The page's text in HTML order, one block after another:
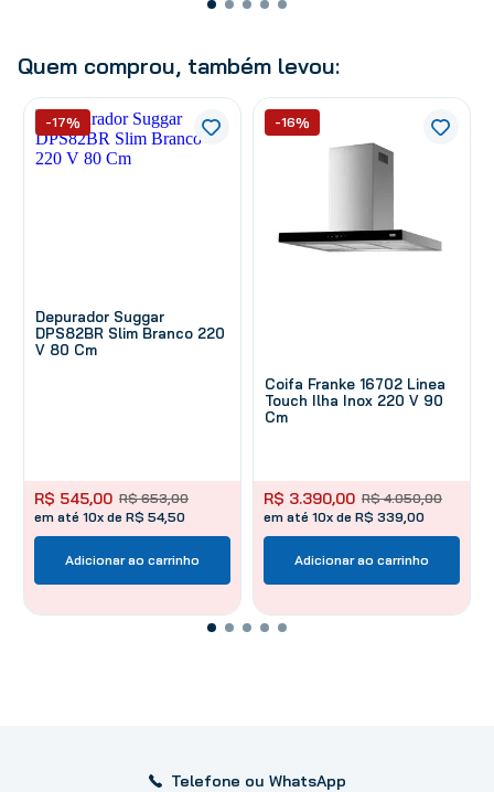
Quem comprou, também levou:
Depurador Suggar
DPS82BR Slim Branco 220
V 80 Cm
R$ 653,00
R$ 545,00
em até 10x de R$ 54,50
-17%
Adicionar ao carrinho
Coifa Franke 16702 Linea
Touch Ilha Inox 220 V 90
Cm
R$ 4.050,00
R$ 3.390,00
em até 10x de R$ 339,00
-16%
Adicionar ao carrinho
Telefone ou WhatsApp